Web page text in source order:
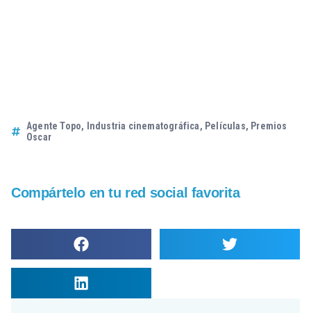
Agente Topo, Industria cinematográfica, Películas, Premios
Oscar
Compártelo en tu red social favorita